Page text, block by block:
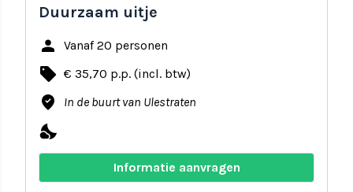
Duurzaam uitje
person Vanaf 20 personen
local_offer € 35,70 p.p. (incl. btw)
where_to_vote In de buurt van Ulestraten
nights_stay
Informatie aanvragen